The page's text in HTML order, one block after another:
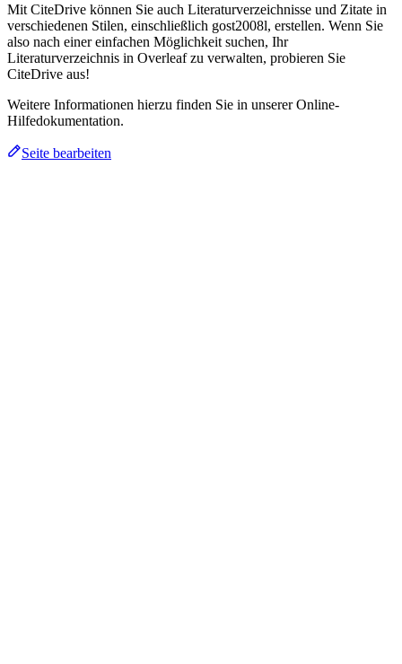
Mit CiteDrive können Sie auch Literaturverzeichnisse und Zitate in
verschiedenen Stilen, einschließlich gost2008l, erstellen. Wenn Sie
also nach einer einfachen Möglichkeit suchen, Ihr
Literaturverzeichnis in Overleaf zu verwalten, probieren Sie
CiteDrive aus!
Weitere Informationen hierzu finden Sie in unserer Online-
Hilfedokumentation.
Seite bearbeiten